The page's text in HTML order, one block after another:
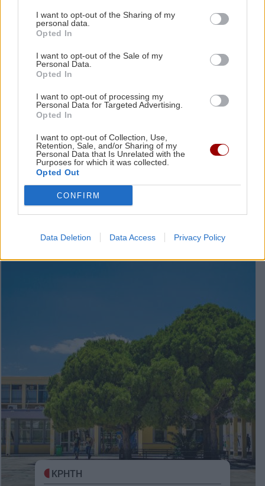
I want to opt-out of the Sharing of my
personal data.
Opted In
I want to opt-out of the Sale of my
Personal Data.
Opted In
I want to opt-out of processing my
Personal Data for Targeted Advertising.
Opted In
I want to opt-out of Collection, Use,
Retention, Sale, and/or Sharing of my
Personal Data that Is Unrelated with the
Purposes for which it was collected.
Opted Out
CONFIRM
Data Deletion Data Access Privacy Policy
«μαϊμού» - Ένα στην Κρήτη
ΕΛΛΑΔΑ
ρυθμίσεις για πτυχία πρώην
ΤΕΙ και εντεταλμένους
10:41 | 19/03/2026
GOSSIP - LIFESTYLE
Η Κατερίνα Δαλάκα ξεκίνησε
μεταπτυχιακό στην
Αρχιτεκτονική
ΚΡΗΤΗ